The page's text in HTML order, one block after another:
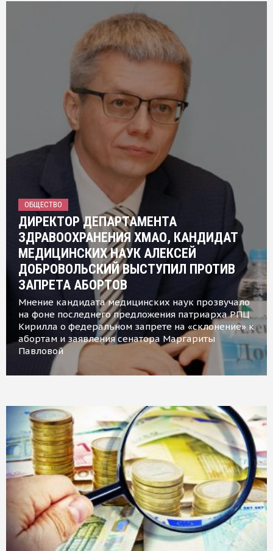
ОБЩЕСТВО
ДИРЕКТОР ДЕПАРТАМЕНТА
ЗДРАВООХРАНЕНИЯ ХМАО, КАНДИДАТ
МЕДИЦИНСКИХ НАУК АЛЕКСЕЙ
ДОБРОВОЛЬСКИЙ ВЫСТУПИЛ ПРОТИВ
ЗАПРЕТА АБОРТОВ
Мнение кандидата медицинских наук прозвучало
на фоне последнего предложения патриарха РПЦ
Кирилла о федеральном запрете на «склонение» к
абортам и заявления сенатора Маргариты
Павловой